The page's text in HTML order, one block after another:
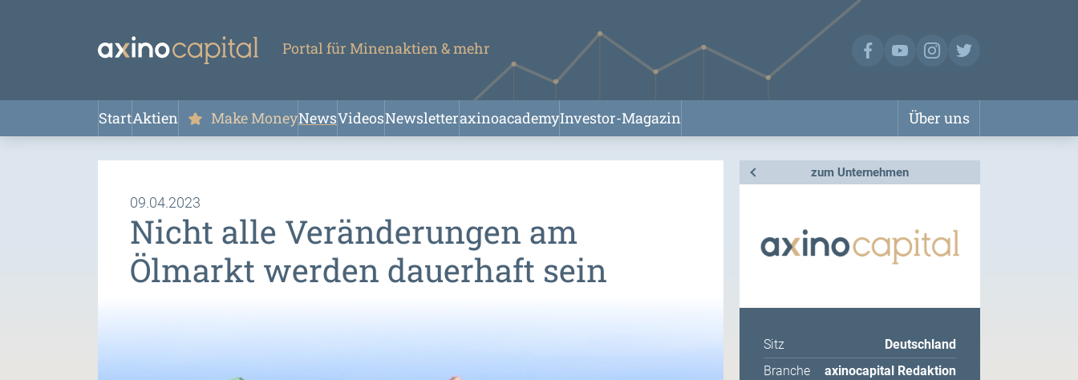
Portal für Minenaktien & mehr
StartAktien Make MoneyNewsVideosNewsletteraxinoacademyInvestor-Magazin Über uns
zum Unternehmen
Sitz
Deutschland
Branche
axinocapital Redaktion
09.04.2023
Nicht alle Veränderungen am
Ölmarkt werden dauerhaft sein